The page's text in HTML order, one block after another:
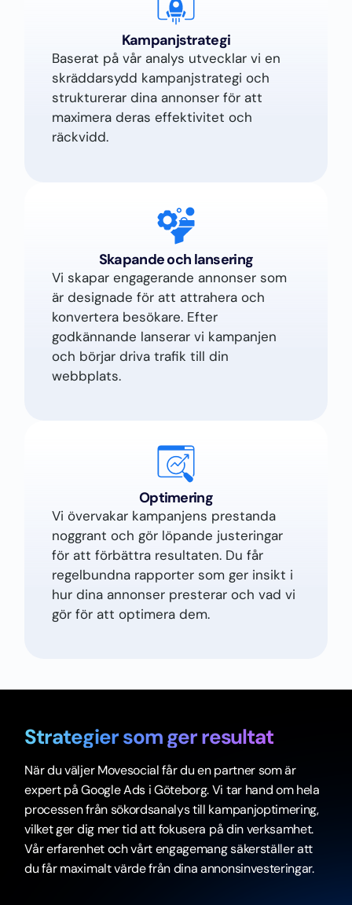
Kampanjstrategi
Baserat på vår analys utvecklar vi en
skräddarsydd kampanjstrategi och
strukturerar dina annonser för att
maximera deras effektivitet och
räckvidd.
Skapande och lansering
Vi skapar engagerande annonser som
är designade för att attrahera och
konvertera besökare. Efter
godkännande lanserar vi kampanjen
och börjar driva trafik till din
webbplats.
Optimering
Vi övervakar kampanjens prestanda
noggrant och gör löpande justeringar
för att förbättra resultaten. Du får
regelbundna rapporter som ger insikt i
hur dina annonser presterar och vad vi
gör för att optimera dem.
Strategier som gerresultat
När du väljer Movesocial får du en partner som är
expert på Google Ads i Göteborg. Vi tar hand om hela
processen från sökordsanalys till kampanjoptimering,
vilket ger dig mer tid att fokusera på din verksamhet.
Vår erfarenhet och vårt engagemang säkerställer att
du får maximalt värde från dina annonsinvesteringar.